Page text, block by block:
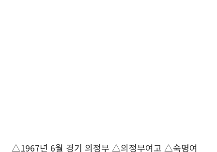
△1967년 6월 경기 의정부 △의정부여고 △숙명여